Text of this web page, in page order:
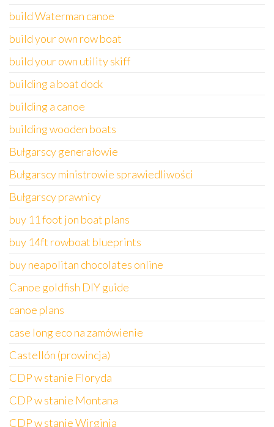
build Waterman canoe
build your own row boat
build your own utility skiff
building a boat dock
building a canoe
building wooden boats
Bułgarscy generałowie
Bułgarscy ministrowie sprawiedliwości
Bułgarscy prawnicy
buy 11 foot jon boat plans
buy 14ft rowboat blueprints
buy neapolitan chocolates online
Canoe goldfish DIY guide
canoe plans
case long eco na zamówienie
Castellón (prowincja)
CDP w stanie Floryda
CDP w stanie Montana
CDP w stanie Wirginia